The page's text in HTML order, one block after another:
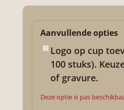
Aanvullende opties
Logo op cup
100 stuks).
of gravure.
Deze optie is pas